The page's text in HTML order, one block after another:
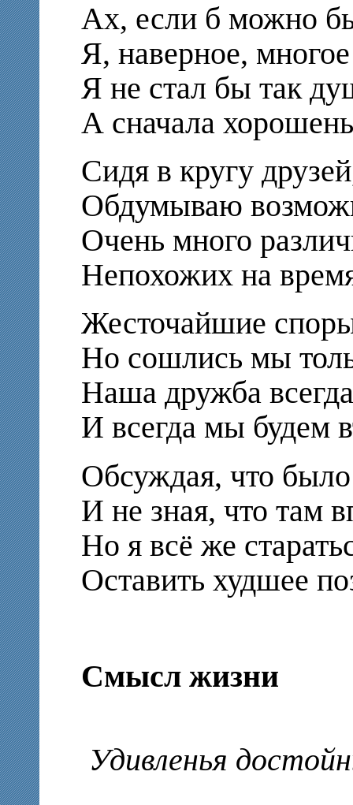
Ах, если б можно
Я, наверное,
Я не стал бы так
А сначала
Сидя в кругу
Обдумываю
Очень много
Непохожих на
Жесточайшие
Но сошлись мы
Наша дружба
И всегда мы будем
Обсуждая, что было
И не зная, что там
Но я всё же
Оставить худшее
Смысл жизни
Удивленья